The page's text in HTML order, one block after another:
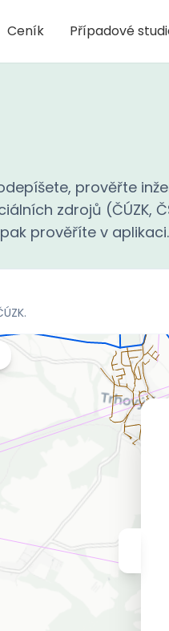
Ceník Případové
prověřte
zdrojů (ČÚZK,
prověříte v aplikaci.